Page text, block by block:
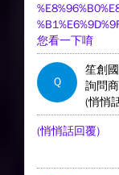
您看一下唷
Q
笙創
詢問
(悄悄
(悄悄話回覆)